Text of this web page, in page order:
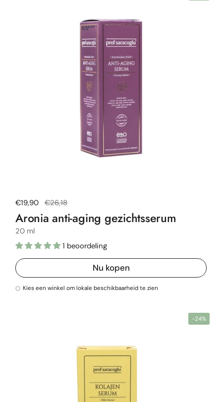
Normale prijs
€19,90 Uitverkoopprijs
€26,18
Aronia anti-aging gezichtsserum
20 ml
1 beoordeling
Nu kopen
Kies een winkel om lokale beschikbaarheid te zien
-24%